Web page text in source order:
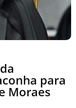
para
Moraes